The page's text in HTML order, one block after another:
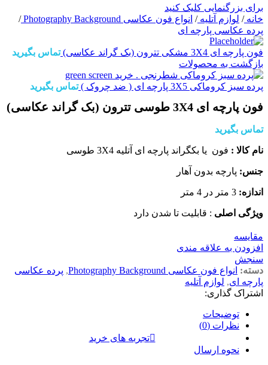
برای بزرگنمایی کلیک کنید
خانه/ لوازم آتلیه/ انواع فون عکاسی Photography Background
/
پرده عکاسی پارچه ای
فون پارچه ای 3X4 مشکی تترون (بک گراند عکاسی)
تماس بگیرید
بازگشت به محصولات
پرده سبز کروماکی 3X5 پارچه ای ( ضد چروک ) تماس بگیرید
فون پارچه ای 3X4 طوسی تترون (بک گراند عکاسی)
تماس بگیرید
نام کالا : فون یا بکگراند پارچه ای آتلیه 3X4 طوسی
جنس: پارچه بدون آهار
اندازه:
ویژگی اصلی : قابلیت تا شدن دارد
مقايسه
افزودن به علاقه مندی
سنجش
دسته: انواع فون عکاسی Photography Background , پرده عکاسی
پارچه ای, لوازم آتلیه
اشتراک گذاری:
توضیحات
نظرات (0)
تجربه های خرید
نحوه ارسال